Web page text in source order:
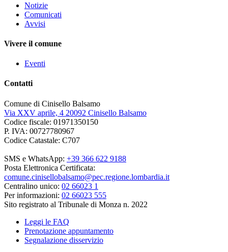
Notizie
Comunicati
Avvisi
Vivere il comune
Eventi
Contatti
Comune di Cinisello Balsamo
Via XXV aprile, 4 20092 Cinisello Balsamo
Codice fiscale: 01971350150
P. IVA: 00727780967
Codice Catastale: C707
SMS e WhatsApp: +39 366 622 9188
Posta Elettronica Certificata:
comune.cinisellobalsamo@pec.regione.lombardia.it
Centralino unico: 02 66023 1
Per informazioni: 02 66023 555
Sito registrato al Tribunale di Monza n. 2022
Leggi le FAQ
Prenotazione appuntamento
Segnalazione disservizio